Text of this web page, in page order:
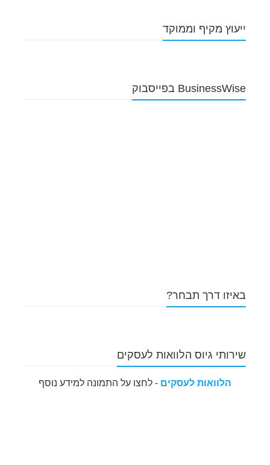
ייעוץ מקיף וממוקד
BusinessWise בפייסבוק
באיזו דרך תבחר?
שירותי גיוס הלוואות לעסקים
הלוואות לעסקים - לחצו על התמונה למידע נוסף